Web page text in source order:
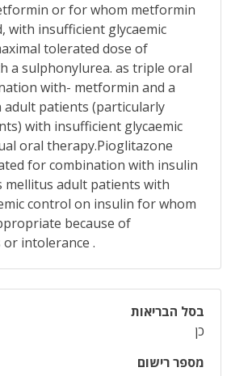
or for whom metformin
with insufficient glycaemic
tolerated dose of
a sulphonylurea. as triple oral
with- metformin and a
patients (particularly
with insufficient glycaemic
oral therapy.Pioglitazone
for combination with insulin
mellitus adult patients with
control on insulin for whom
because of
intolerance .
בסל הבריאות
כן
מספר רישום